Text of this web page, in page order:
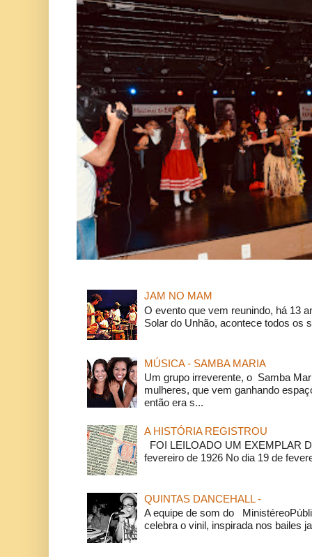
JAM NO MAM
O evento que vem reunindo, há 13
Solar do Unhão, acontece todos os
MÚSICA - SAMBA MARIA
Um grupo irreverente, o Samba
mulheres, que vem ganhando
então era s...
A HISTÓRIA REGISTROU
FOI LEILOADO UM EXEMPLAR
fevereiro de 1926 No dia 19 de
QUINTAS DANCEHALL -
A equipe de som do
celebra o vinil, inspirada nos bailes